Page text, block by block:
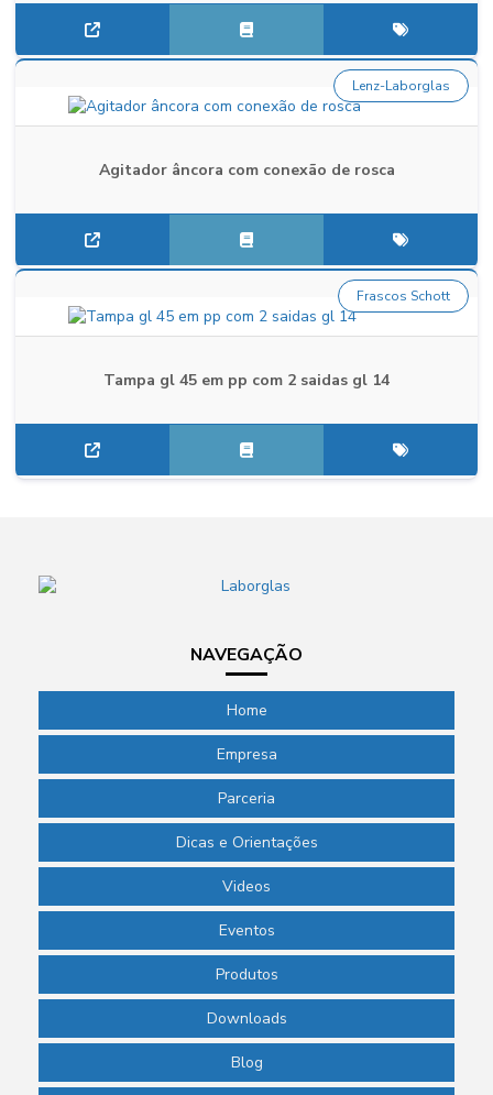
Agitador âncora com conexão de rosca
Lenz-Laborglas
Tampa gl 45 em pp com 2 saidas gl 14
Frascos Schott
NAVEGAÇÃO
Home
Empresa
Parceria
Dicas e Orientações
Videos
Eventos
Produtos
Downloads
Blog